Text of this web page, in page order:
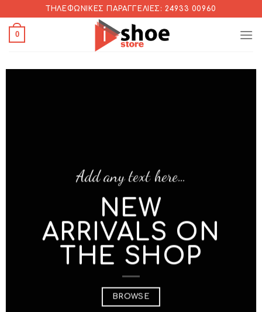
to
content
ΤΗΛΕΦΩΝΙΚΈΣ ΠΑΡΑΓΓΕΛΊΕΣ: 24933 00960
0
Add any text here…
NEW
ARRIVALS ON
THE SHOP
BROWSE